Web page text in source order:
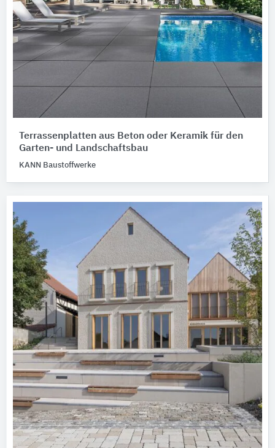
Terrassenplatten aus Beton oder Keramik für den
Garten- und Landschaftsbau
KANN Baustoffwerke